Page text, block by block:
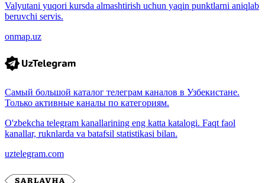
Valyutani yuqori kursda almashtirish uchun yaqin punktlarni aniqlab
beruvchi servis.
onmap.uz
Самый большой каталог телеграм каналов в Узбекистане.
Только активные каналы по категориям.
O'zbekcha telegram kanallarining eng katta katalogi. Faqt faol
kanallar, ruknlarda va batafsil statistikasi bilan.
uztelegram.com